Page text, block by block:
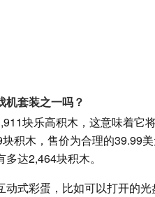
机套装之一吗？
块乐高积木，这意味着它
积木，售价为合理的39.99
达2,464块积木。
动式彩蛋，比如可以打开的